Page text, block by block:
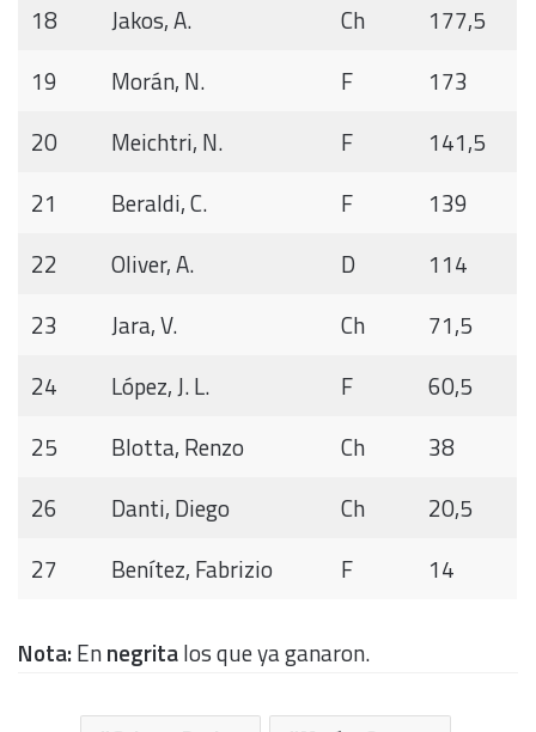
18
Jakos, A. Ch
177,5
19
Morán, N. F
173
20
Meichtri, N. F
141,5
21
Beraldi, C. F
139
22
Oliver, A. D
114
23
Jara, V. Ch
71,5
24
López, J. L. F
60,5
25
Blotta, Renzo Ch
38
26
Danti, Diego Ch
20,5
27
Benítez, Fabrizio F 14
Nota: Ennegritalos que ya ganaron.